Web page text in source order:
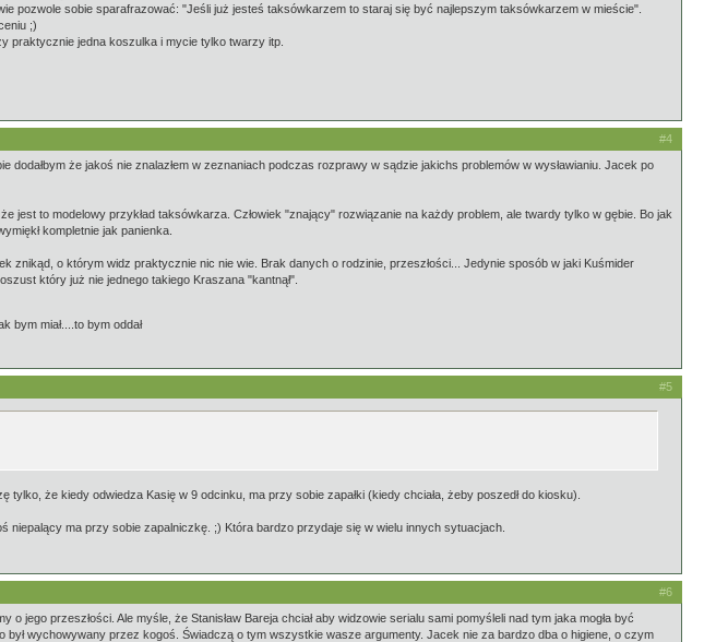
pozwole sobie sparafrazować: "Jeśli już jesteś taksówkarzem to staraj się być najlepszym taksówkarzem w mieście".
;)
praktycznie jedna koszulka i mycie tylko twarzy itp.
#4
dodałbym że jakoś nie znalazłem w zeznaniach podczas rozprawy w sądzie jakichs problemów w wysławianiu. Jacek po
to modelowy przykład taksówkarza. Człowiek "znający" rozwiązanie na każdy problem, ale twardy tylko w gębie. Bo jak
kompletnie jak panienka.
znikąd, o którym widz praktycznie nic nie wie. Brak danych o rodzinie, przeszłości... Jedynie sposób w jaki Kuśmider
który już nie jednego takiego Kraszana "kantnął".
bym miał....to bym oddał
#5
że kiedy odwiedza Kasię w 9 odcinku, ma przy sobie zapałki (kiedy chciała, żeby poszedł do kiosku).
ma przy sobie zapalniczkę. ;) Która bardzo przydaje się w wielu innych sytuacjach.
#6
jego przeszłości. Ale myśle, że Stanisław Bareja chciał aby widzowie serialu sami pomyśleli nad tym jaka mogła być
wychowywany przez kogoś. Świadczą o tym wszystkie wasze argumenty. Jacek nie za bardzo dba o higiene, o czym